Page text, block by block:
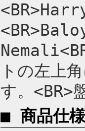
トの左上
す。<BR>
■ 商品仕様